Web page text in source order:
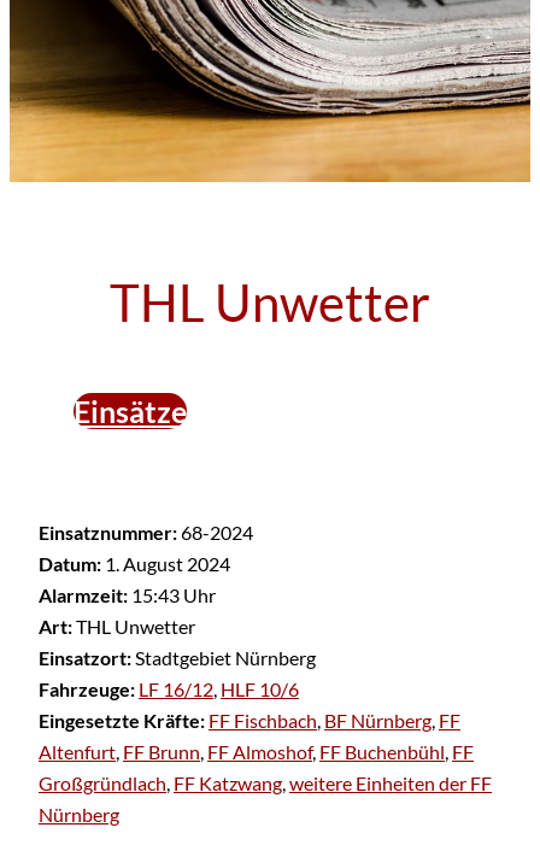
THL Unwetter
Einsätze
Einsatznummer:68-2024
Datum: 1. August 2024
Alarmzeit: 15:43 Uhr
Art:THL Unwetter
Einsatzort:Stadtgebiet Nürnberg
Fahrzeuge: LF 16/12, HLF 10/6
Eingesetzte Kräfte: FF Fischbach, BF Nürnberg, FF
Altenfurt, FF Brunn, FF Almoshof, FF Buchenbühl, FF
Großgründlach, FF Katzwang,weitere Einheiten der FF
Nürnberg